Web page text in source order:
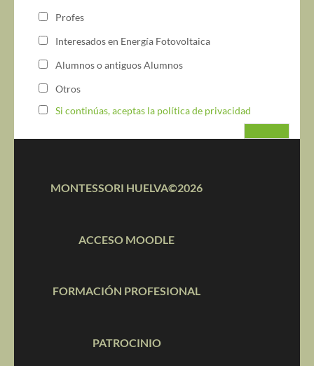
Profes
Interesados en Energía Fotovoltaica
Alumnos o antiguos Alumnos
Otros
Si continúas, aceptas la política de privacidad
MONTESSORI HUELVA©2026
ACCESO MOODLE
FORMACIÓN PROFESIONAL
PATROCINIO